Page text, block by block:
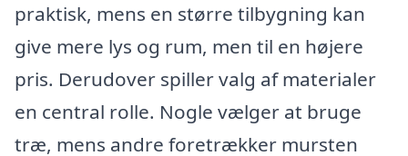
praktisk, mens en større tilbygning kan
give mere lys og rum, men til en højere
pris. Derudover spiller valg af materialer
en central rolle. Nogle vælger at bruge
træ, mens andre foretrækker mursten